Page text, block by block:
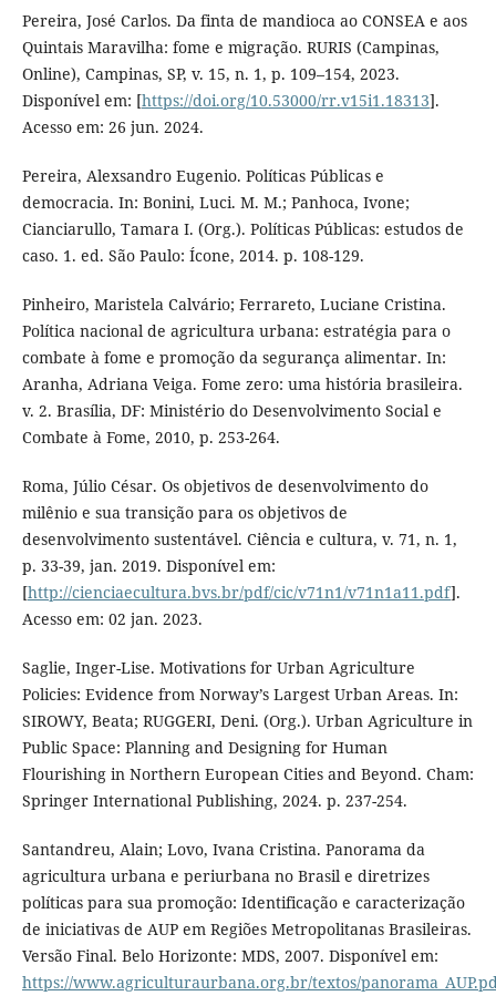
Pereira, José Carlos. Da finta de mandioca ao CONSEA e aos
Quintais Maravilha: fome e migração. RURIS (Campinas,
Online), Campinas, SP, v. 15, n. 1, p. 109–154, 2023.
Disponível em: [https://doi.org/10.53000/rr.v15i1.18313].
Acesso em: 26 jun. 2024.
Pereira, Alexsandro Eugenio. Políticas Públicas e
democracia. In: Bonini, Luci. M. M.; Panhoca, Ivone;
Cianciarullo, Tamara I. (Org.). Políticas Públicas: estudos de
caso. 1. ed. São Paulo: Ícone, 2014. p. 108-129.
Pinheiro, Maristela Calvário; Ferrareto, Luciane Cristina.
Política nacional de agricultura urbana: estratégia para o
combate à fome e promoção da segurança alimentar. In:
Aranha, Adriana Veiga. Fome zero: uma história brasileira.
v. 2. Brasília, DF: Ministério do Desenvolvimento Social e
Combate à Fome, 2010, p. 253-264.
Roma, Júlio César. Os objetivos de desenvolvimento do
milênio e sua transição para os objetivos de
desenvolvimento sustentável. Ciência e cultura, v. 71, n. 1,
p. 33-39, jan. 2019. Disponível em:
[http://cienciaecultura.bvs.br/pdf/cic/v71n1/v71n1a11.pdf].
Acesso em: 02 jan. 2023.
Saglie, Inger-Lise. Motivations for Urban Agriculture
Policies: Evidence from Norway’s Largest Urban Areas. In:
SIROWY, Beata; RUGGERI, Deni. (Org.). Urban Agriculture in
Public Space: Planning and Designing for Human
Flourishing in Northern European Cities and Beyond. Cham:
Springer International Publishing, 2024. p. 237-254.
Santandreu, Alain; Lovo, Ivana Cristina. Panorama da
agricultura urbana e periurbana no Brasil e diretrizes
políticas para sua promoção: Identificação e caracterização
de iniciativas de AUP em Regiões Metropolitanas Brasileiras.
Versão Final. Belo Horizonte: MDS, 2007. Disponível em:
https://www.agriculturaurbana.org.br/textos/